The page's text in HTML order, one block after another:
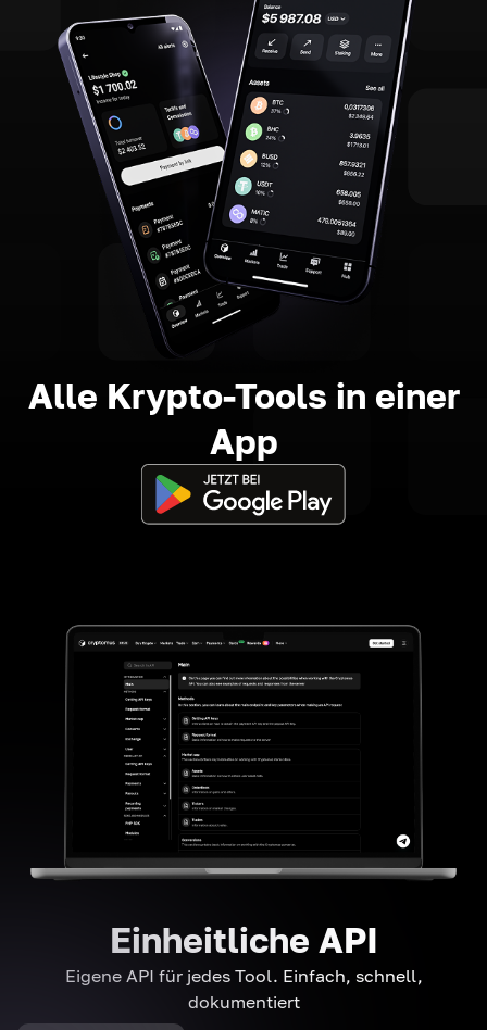
Alle Krypto-Tools in einer
App
Einheitliche API
Eigene API für jedes Tool. Einfach, schnell,
dokumentiert